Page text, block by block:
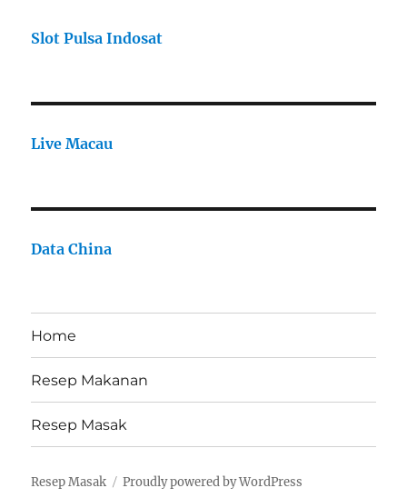
Slot Pulsa Indosat
Live Macau
Data China
Home
Resep Makanan
Resep Masak
Resep Masak Proudly powered by WordPress